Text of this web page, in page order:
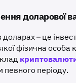
доларової
– це
фізична особа
певного періоду.